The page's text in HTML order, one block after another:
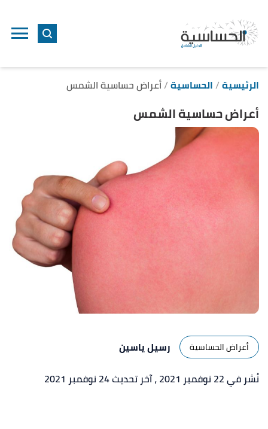
الرئيسية الحساسية أعراض حساسية الشمس
أعراض حساسية الشمس
أعراض الحساسية
رسيل ياسين
نُشر في 22 نوفمبر 2021
، آخر تحديث 24 نوفمبر 2021